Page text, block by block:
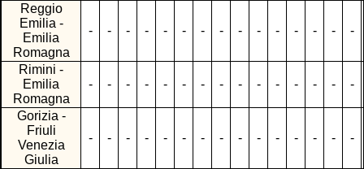
Reggio
Emilia -
Emilia
Romagna
- - - - - - - - - - - - - - -
Rimini -
Emilia
Romagna
- - - - - - - - - - - - - - -
Gorizia -
Friuli
Venezia
Giulia
- - - - - - - - - - - - - - -